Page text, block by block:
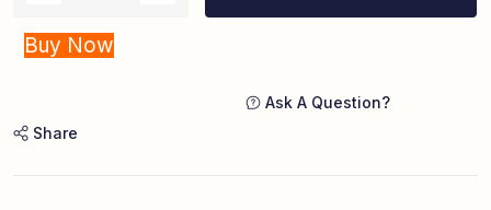
Buy Now
Ask A Question?
Share